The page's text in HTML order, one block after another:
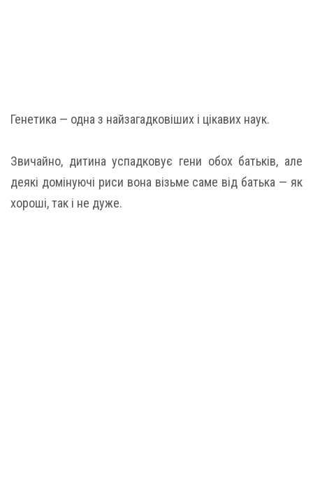
Генетика — одна з найзагадковіших і цікавих наук.
Звичайно, дитина успадковує гени обох батьків, але
деякі домінуючі риси вона візьме саме від батька — як
хороші, так і не дуже.